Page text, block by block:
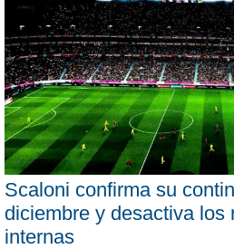
Scaloni confirma su
diciembre y desactiva los
internas